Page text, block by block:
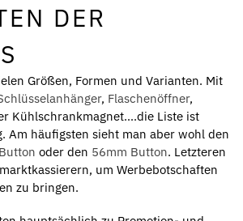
DER
Größen, Formen und Varianten. Mit
, Flaschenöffner,
Kühlschrankmagnet….die Liste ist
Am häufigsten sieht man aber wohl den
oder den 56mm Button. Letzteren
um Werbebotschaften
zu bringen.